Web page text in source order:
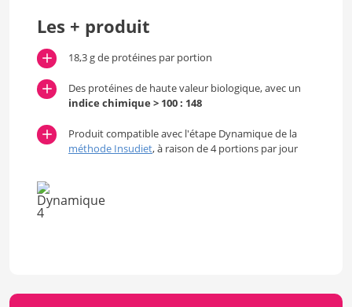
Les + produit
18,3 g de protéines par portion
Des protéines de haute valeur biologique, avec un
indice chimique > 100 : 148
Produit compatible avec l'étape Dynamique de la
méthode Insudiet, à raison de 4 portions par jour